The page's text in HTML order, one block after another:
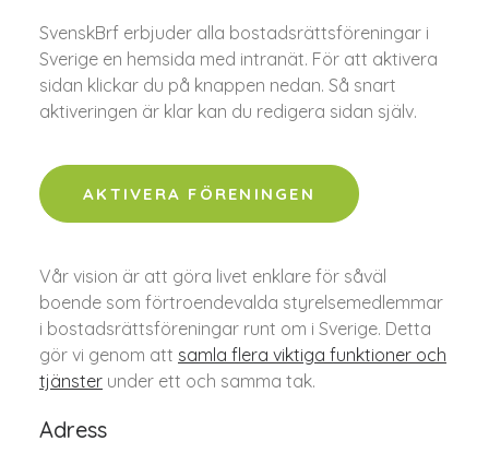
SvenskBrf erbjuder alla bostadsrättsföreningar i
Sverige en hemsida med intranät. För att aktivera
sidan klickar du på knappen nedan. Så snart
aktiveringen är klar kan du redigera sidan själv.
AKTIVERA FÖRENINGEN
Vår vision är att göra livet enklare för såväl
boende som förtroendevalda styrelsemedlemmar
i bostadsrättsföreningar runt om i Sverige. Detta
gör vi genom att samla flera viktiga funktioner och
tjänster under ett och samma tak.
Adress